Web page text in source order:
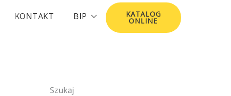
KONTAKT BIP KATALOG
ONLINE
Szukaj